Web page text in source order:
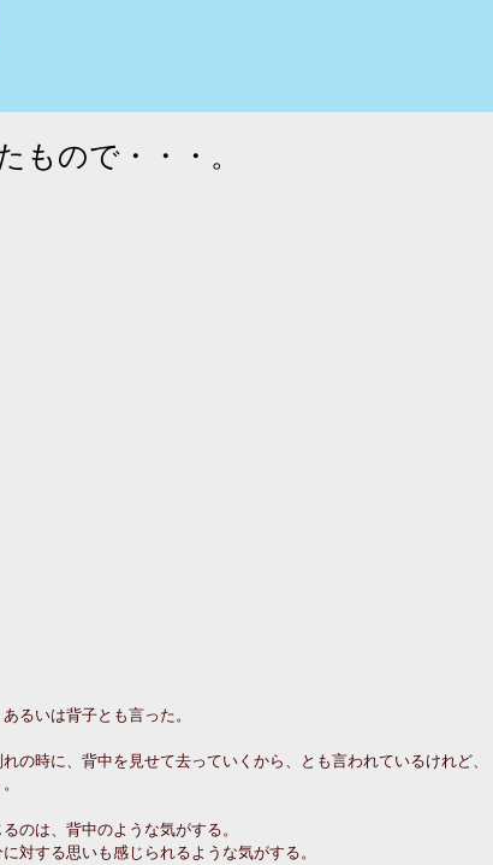
もので・・・。
るいは背子とも言った。
の時に、背中を見せて去っていくから、とも言われているけれど、
のは、背中のような気がする。
対する思いも感じられるような気がする。